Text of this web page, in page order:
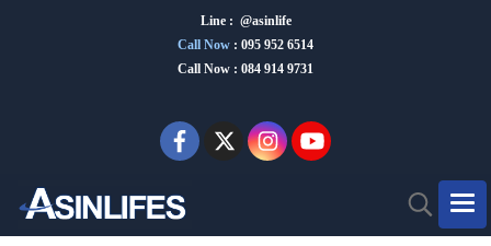
Line : @asinlife
Call Now : 095 952 6514
Call Now : 084 914 9731